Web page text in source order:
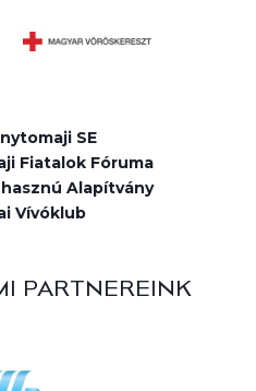
SE
Fiatalok Fóruma
Alapítvány
Vívóklub
PARTNEREINK